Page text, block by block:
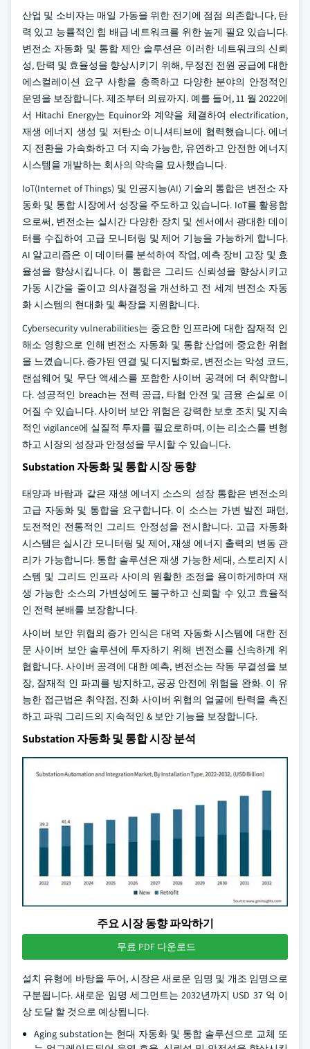
산업 및 소비자는 매일 가동을 위한 전기에 점점 의존합니다, 탄
력 있고 능률적인 힘 배급 네트워크를 위한 높게 필요 있습니다.
변전소 자동화 및 통합 제안 솔루션은 이러한 네트워크의 신뢰
성, 탄력 및 효율성을 향상시키기 위해, 무정전 전원 공급에 대한
에스컬레이션 요구 사항을 충족하고 다양한 분야의 안정적인
운영을 보장합니다. 제조부터 의료까지. 예를 들어, 11 월 2022에
서 Hitachi Energy는 Equinor와 계약을 체결하여 electrification,
재생 에너지 생성 및 저탄소 이니셔티브에 협력했습니다. 에너
지 전환을 가속화하고 더 지속 가능한, 유연하고 안전한 에너지
시스템을 개발하는 회사의 약속을 묘사했습니다.
IoT(Internet of Things) 및 인공지능(AI) 기술의 통합은 변전소 자
동화 및 통합 시장에서 성장을 주도하고 있습니다. IoT를 활용함
으로써, 변전소는 실시간 다양한 장치 및 센서에서 광대한 데이
터를 수집하여 고급 모니터링 및 제어 기능을 가능하게 합니다.
AI 알고리즘은 이 데이터를 분석하여 작업, 예측 장비 고장 및 효
율성을 향상시킵니다. 이 통합은 그리드 신뢰성을 향상시키고
가동 시간을 줄이고 의사결정을 개선하고 전 세계 변전소 자동
화 시스템의 현대화 및 확장을 지원합니다.
Cybersecurity vulnerabilities는 중요한 인프라에 대한 잠재적 인
해소 영향으로 인해 변전소 자동화 및 통합 산업에 중요한 위협
을 느꼈습니다. 증가된 연결 및 디지털화로, 변전소는 악성 코드,
랜섬웨어 및 무단 액세스를 포함한 사이버 공격에 더 취약합니
다. 성공적인 breach는 전력 공급, 타협 안전 및 금융 손실로 이
어질 수 있습니다. 사이버 보안 위험은 강력한 보호 조치 및 지속
적인 vigilance에 실질적 투자를 필요로하며, 이는 리소스를 변형
하고 시장의 성장과 안정성을 무시할 수 있습니다.
Substation 자동화 및 통합 시장 동향
태양과 바람과 같은 재생 에너지 소스의 성장 통합은 변전소의
고급 자동화 및 통합을 요구합니다. 이 소스는 가변 발전 패턴,
도전적인 전통적인 그리드 안정성을 전시합니다. 고급 자동화
시스템은 실시간 모니터링 및 제어, 재생 에너지 출력의 변동 관
리가 가능합니다. 통합 솔루션은 재생 가능한 세대, 스토리지 시
스템 및 그리드 인프라 사이의 원활한 조정을 용이하게하며 재
생 가능한 소스의 가변성에도 불구하고 신뢰할 수 있고 효율적
인 전력 분배를 보장합니다.
사이버 보안 위협의 증가 인식은 대역 자동화 시스템에 대한 전
문 사이버 보안 솔루션에 투자하기 위해 변전소를 신속하게 위
협합니다. 사이버 공격에 대한 예측, 변전소는 작동 무결성을 보
장, 잠재적 인 파괴를 방지하고, 공공 안전에 위험을 완화. 이 유
능한 접근법은 취약점, 진화 사이버 위협의 얼굴에 탄력을 촉진
하고 파워 그리드의 지속적인 & 보안 기능을 보장합니다.
Substation 자동화 및 통합 시장 분석
주요 시장 동향 파악하기
무료 PDF 다운로드
설치 유형에 바탕을 두어, 시장은 새로운 임명 및 개조 임명으로
구분됩니다. 새로운 임명 세그먼트는 2032년까지 USD 37 억 이
상 도달 할 것으로 예상됩니다.
Aging substation는 현대 자동화 및 통합 솔루션으로 교체 또